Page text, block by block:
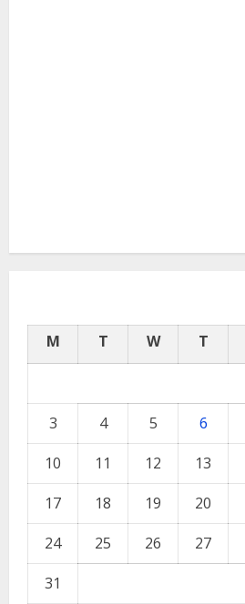
M T W T
3
4 5 6
10
11 12 13
17
18 19 20
24
25 26 27
31